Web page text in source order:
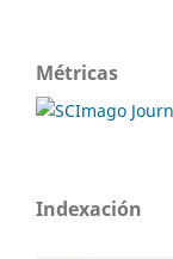
Métricas
Indexación